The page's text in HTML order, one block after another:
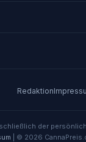
Redaktion
der
| © 2026